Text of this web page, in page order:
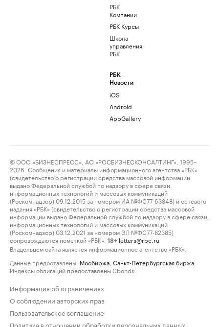
РБК
Компании
РБК Курсы
Школа
управления
РБК
РБК
Новости
iOS
Android
AppGallery
© ООО «БИЗНЕСПРЕСС», АО «РОСБИЗНЕСКОНСАЛТИНГ», 1995–
2026. Сообщения и материалы информационного агентства «РБК»
(свидетельство о регистрации средства массовой информации
выдано Федеральной службой по надзору в сфере связи,
информационных технологий и массовых коммуникаций
(Роскомнадзор) 09.12.2015 за номером ИА №ФС77-63848) и сетевого
издания «РБК» (свидетельство о регистрации средства массовой
информации выдано Федеральной службой по надзору в сфере связи,
информационных технологий и массовых коммуникаций
(Роскомнадзор) 03.12.2021 за номером ЭЛ №ФС77-82385)
сопровождаются пометкой «РБК».
18+ letters@rbc.ru
Владельцем сайта является информационное агентство «РБК».
Данные предоставлены: Мосбиржа Санкт-Петербургская биржа
Индексы облигаций предоставлены Cbonds.
Информация об ограничениях
О соблюдении авторских прав
Пользовательское соглашение
Политика в отношении обработки персональных данных